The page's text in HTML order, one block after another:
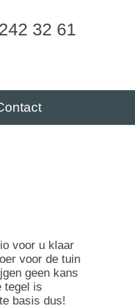
32 61
voor u klaar
voor de tuin
geen kans
tegel is
basis dus!